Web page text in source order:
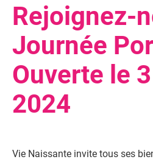
Rejoignez-
Journée
Ouverte le
2024
Vie Naissante invite tous ses